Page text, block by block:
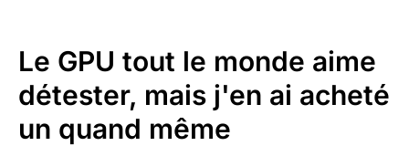
Le GPU tout le monde aime
détester, mais j'en ai acheté
un quand même